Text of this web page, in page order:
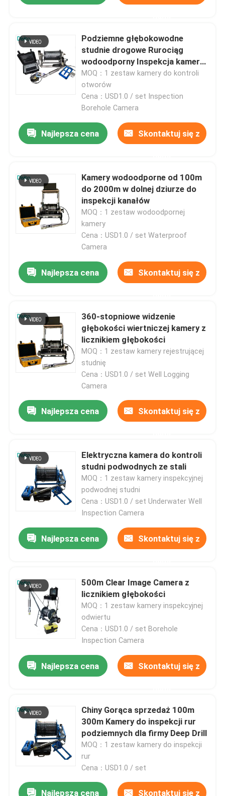
Do domu
Produkty
O nas
Wycieczka po fabryce
Kontrola jakości
Poprosić o wycenę
Sprzęt do testowania elektrycznego
Sprzęt do badań ogniowych
Podziemne głębokowodne
studnie drogowe Rurociąg
wodoodporny Inspekcja kamery
wiertniczej
MOQ：1 zestaw kamery do kontroli
otworów
Cena：USD1.0 / set Inspection
Borehole Camera
Najlepsza cena Skontaktuj się z
Kamery wodoodporne od 100m
do 2000m w dolnej dziurze do
inspekcji kanałów
MOQ：1 zestaw wodoodpornej
kamery
Cena：USD1.0 / set Waterproof
Camera
Najlepsza cena Skontaktuj się z
360-stopniowe widzenie
głębokości wiertniczej kamery z
licznikiem głębokości
MOQ：1 zestaw kamery rejestrującej
studnię
Cena：USD1.0 / set Well Logging
Camera
Najlepsza cena Skontaktuj się z
Elektryczna kamera do kontroli
studni podwodnych ze stali
MOQ：1 zestaw kamery inspekcyjnej
podwodnej studni
Cena：USD1.0 / set Underwater Well
Inspection Camera
Najlepsza cena Skontaktuj się z
500m Clear Image Camera z
licznikiem głębokości
MOQ：1 zestaw kamery inspekcyjnej
odwiertu
Cena：USD1.0 / set Borehole
Inspection Camera
Najlepsza cena Skontaktuj się z
Chiny Gorąca sprzedaż 100m
300m Kamery do inspekcji rur
podziemnych dla firmy Deep Drill
MOQ：1 zestaw kamery do inspekcji
rur
Cena：USD1.0 / set
Najlepsza cena Skontaktuj się z